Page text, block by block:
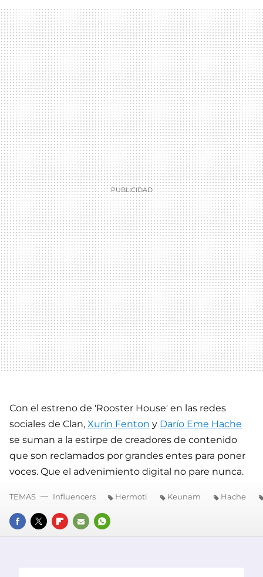
Con el estreno de 'Rooster House' en las redes
sociales de Clan, Xurin Fenton y Darío Eme Hache
se suman a la estirpe de creadores de contenido
que son reclamados por grandes entes para poner
voces. Que el advenimiento digital no pare nunca.
FACEBOOK
TWITTERFLIPBOARD
E-
WHATSAPP
TEMAS Influencers Hermoti Keunam Hache